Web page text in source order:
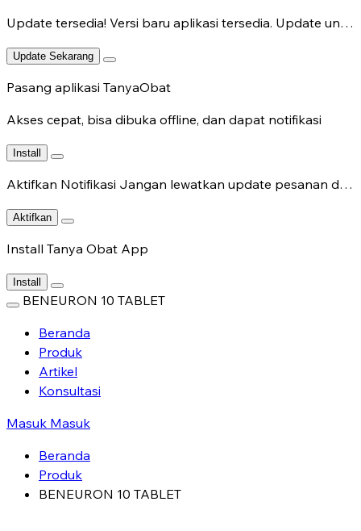
Update tersedia! Versi baru aplikasi tersedia. Update untuk fitur terbaru.
Update Sekarang
Pasang aplikasi TanyaObat
Akses cepat, bisa dibuka offline, dan dapat notifikasi
Install
Aktifkan Notifikasi Jangan lewatkan update pesanan dan chat dokter.
Aktifkan
Install Tanya Obat App
Install
BENEURON 10 TABLET
Beranda
Produk
Artikel
Konsultasi
Masuk Masuk
Beranda
Produk
BENEURON 10 TABLET